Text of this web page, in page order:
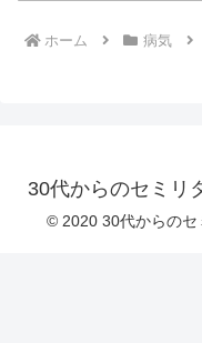
ホーム 病気
30代からのセミ
© 2020 30代からの